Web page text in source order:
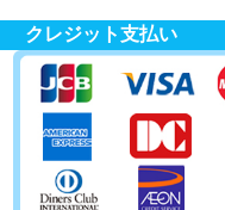
クレジット支払い